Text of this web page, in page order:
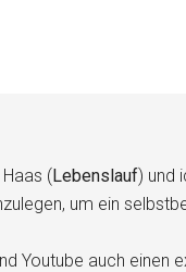
(Lebenslauf) und
um ein
Youtube auch einen